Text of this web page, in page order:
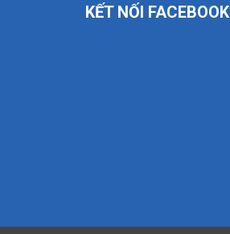
KẾT NỐI FACEBOOK